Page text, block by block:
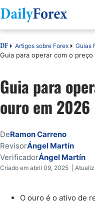
DF Artigos sobre Forex Guias
Guia para operar com o
Guia para
ouro em 2026
DeRamon Carreno
RevisorÁngel Martín
VerificadorÁngel Martín
Criado em abril 09, 2025 |
O ouro é o ativo de